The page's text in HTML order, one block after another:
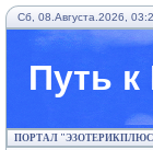
Сб, 08.Августа.2026,
Путь
ПОРТАЛ